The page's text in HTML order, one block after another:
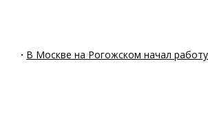
· В Москве на Рогожском начал